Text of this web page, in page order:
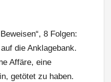
8 Folgen:
die Anklagebank.
Affäre, eine
getötet zu haben.